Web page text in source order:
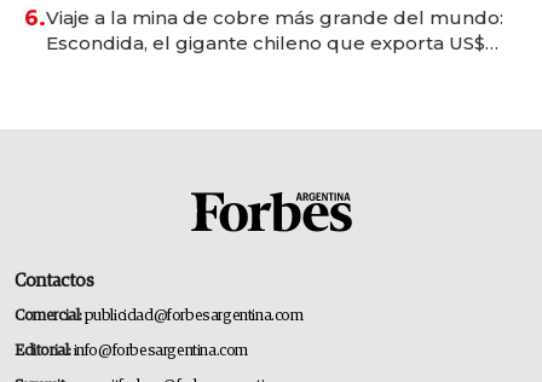
6.Viaje a la mina de cobre más grande del mundo:
Escondida, el gigante chileno que exporta US$
Contactos
Comercial:publicidad@forbesargentina.com
Editorial:info@forbesargentina.com